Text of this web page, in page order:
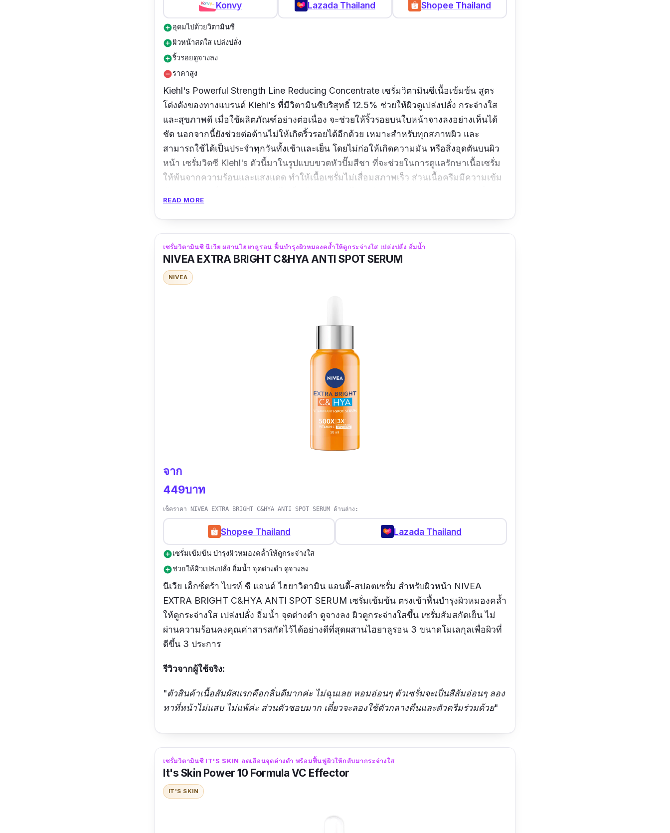
Konvy Lazada Thailand Shopee Thailand
add_circleอุดมไปด้วยวิตามินซี
add_circleผิวหน้าสดใส เปล่งปลั่ง
add_circleริ้วรอยดูจางลง
remove_circleราคาสูง
Kiehl's Powerful Strength Line Reducing Concentrate เซรั่มวิตามินซีเนื้อเข้มข้น สูตร
โด่งดังของทางแบรนด์ Kiehl's ที่มีวิตามินซีบริสุทธิ์ 12.5% ช่วยให้ผิวดูเปล่งปลั่ง กระจ่างใส
และสุขภาพดี เมื่อใช้ผลิตภัณฑ์อย่างต่อเนื่อง จะช่วยให้ริ้วรอยบนใบหน้าจางลงอย่างเห็นได้
ชัด นอกจากนี้ยังช่วยต่อต้านไม่ให้เกิดริ้วรอยได้อีกด้วย เหมาะสำหรับทุกสภาพผิว และ
สามารถใช้ได้เป็นประจำทุกวันทั้งเช้าและเย็น โดยไม่ก่อให้เกิดความมัน หรือสิ่งอุดตันบนผิว
หน้า เซรั่มวิตซี Kiehl's ตัวนี้มาในรูปแบบขวดหัวปั๊มสีชา ที่จะช่วยในการดูแลรักษาเนื้อเซรั่ม
ให้พ้นจากความร้อนและแสงแดด ทำให้เนื้อเซรั่มไม่เสื่อมสภาพเร็ว ส่วนเนื้อครีมมีความเข้ม
หอมอ่อน ๆ ที่ไม่ฉุนมากจนเกินไป
รีวิวจากผู้ใช้จริง:
"ของเค้าใช้ดีจริงๆ ครั้งแรกที่ใช้ก็เห็นการเปลี่ยนแปลงของผิวเลยค่ะ ผิวดูกระชับและสดใสขึ้น
จนเพื่อนๆ ต้องใช้อย่างต่อเนื่องแล้วค่ะ
READ MORE
เซรั่มวิตามินซี นีเวีย ผสานไฮยาลูรอน ฟื้นบำรุงผิวหมองคล้ำให้ดูกระจ่างใส เปล่งปลั่ง อิ่มน้ำ
NIVEA EXTRA BRIGHT C&HYA ANTI SPOT SERUM
NIVEA
จาก
449บาท
เช็คราคา NIVEA EXTRA BRIGHT C&HYA ANTI SPOT SERUM ด้านล่าง:
Shopee Thailand Lazada Thailand
add_circleเซรั่มเข้มข้น บำรุงผิวหมองคล้ำให้ดูกระจ่างใส
add_circleช่วยให้ผิวเปล่งปลั่ง อิ่มน้ำ จุดด่างดำ ดูจางลง
นีเวีย เอ็กซ์ตร้า ไบรท์ ซี แอนด์ ไฮยาวิตามิน แอนตี้-สปอตเซรั่ม สำหรับผิวหน้า NIVEA
EXTRA BRIGHT C&HYA ANTI SPOT SERUM เซรั่มเข้มข้น ตรงเข้าฟื้นบำรุงผิวหมองคล้ำ
ให้ดูกระจ่างใส เปล่งปลั่ง อิ่มน้ำ จุดด่างดำ ดูจางลง ผิวดูกระจ่างใสขึ้น เซรั่มส้มสกัดเย็น ไม่
ผ่านความร้อนคงคุณค่าสารสกัดไว้ได้อย่างดีที่สุดผสานไฮยาลูรอน 3 ขนาดโมเลกุลเพื่อผิวที่
ดีขึ้น 3 ประการ
รีวิวจากผู้ใช้จริง:
"ตัวสินค้าเนื้อสัมผัสแรกคือกลิ่นดีมากค่ะ ไม่ฉุนเลย หอมอ่อนๆ ตัวเซรั่มจะเป็นสีส้มอ่อนๆ ลอง
ทาที่หน้าไม่แสบ ไม่แพ้ค่ะ ส่วนตัวชอบมาก เดี๋ยวจะลองใช้ตัวกลางคืนและตัวครีมร่วมด้วย"
เซรั่มวิตามินซี IT'S SKIN ลดเลือนจุดด่างดำ พร้อมฟื้นฟูผิวให้กลับมากระจ่างใส
It's Skin Power 10 Formula VC Effector
IT'S SKIN